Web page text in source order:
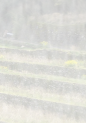
駅」開催！
！（開催のご案内）
ットin川棚」の開催につ
り 開催
さみタウンバス Ｓｅ